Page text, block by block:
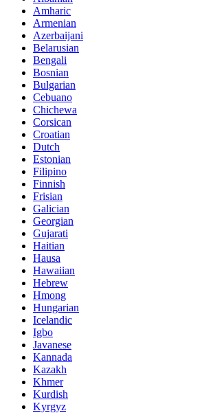
Amharic
Armenian
Azerbaijani
Belarusian
Bengali
Bosnian
Bulgarian
Cebuano
Chichewa
Corsican
Croatian
Dutch
Estonian
Filipino
Finnish
Frisian
Galician
Georgian
Gujarati
Haitian
Hausa
Hawaiian
Hebrew
Hmong
Hungarian
Icelandic
Igbo
Javanese
Kannada
Kazakh
Khmer
Kurdish
Kyrgyz